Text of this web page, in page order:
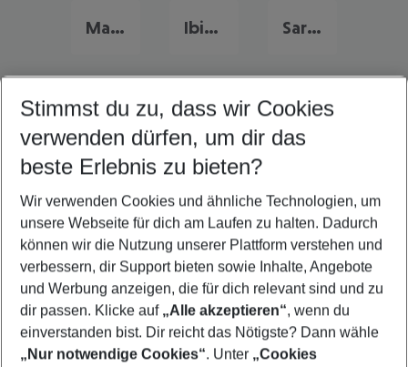
Mallorca Familienurlaub Ibiza Familienurlaub Sardinien Familienurlaub
Quicklinks
Last Minute Malta
Frübucher Angebote Malta für 2026
Urlaub Malta
Flug & Hotel Malta
Pauschalreisen Malta
Stimmst du zu, dass wir Cookies
verwenden dürfen, um dir das
beste Erlebnis zu bieten?
Wir verwenden Cookies und ähnliche Technologien, um
unsere Webseite für dich am Laufen zu halten. Dadurch
können wir die Nutzung unserer Plattform verstehen und
verbessern, dir Support bieten sowie Inhalte, Angebote
und Werbung anzeigen, die für dich relevant sind und zu
dir passen. Klicke auf „Alle akzeptieren“, wenn du
einverstanden bist. Dir reicht das Nötigste? Dann wähle
„Nur notwendige Cookies“. Unter „Cookies